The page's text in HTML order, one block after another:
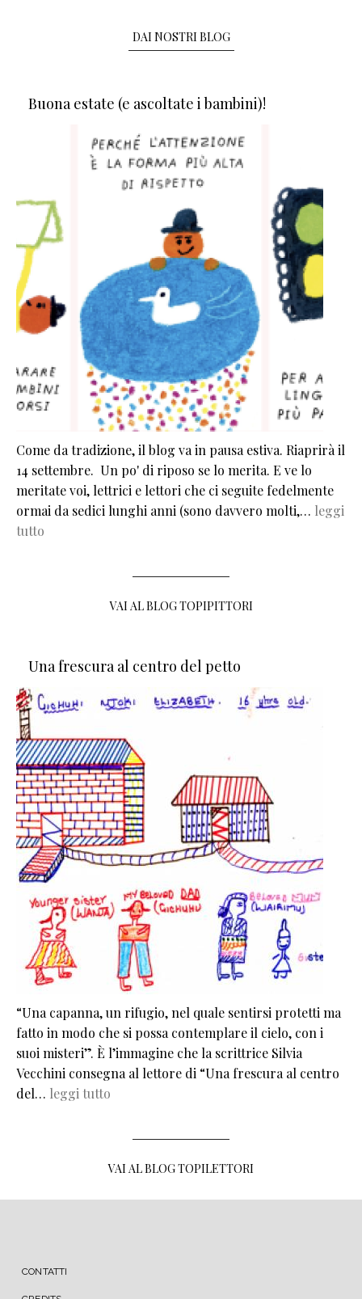
DAI NOSTRI BLOG
Buona estate (e ascoltate i bambini)!
Come da tradizione, il blog va in pausa estiva. Riaprirà il
14 settembre. Un po' di riposo se lo merita. E ve lo
meritate voi, lettrici e lettori che ci seguite fedelmente
ormai da sedici lunghi anni (sono davvero molti,… leggi
tutto
VAI AL BLOG TOPIPITTORI
Una frescura al centro del petto
“Una capanna, un rifugio, nel quale sentirsi protetti ma
fatto in modo che si possa contemplare il cielo, con i
suoi misteri”. È l’immagine che la scrittrice Silvia
Vecchini consegna al lettore di “Una frescura al centro
del… leggi tutto
VAI AL BLOG TOPILETTORI
MENU FOOTER
CONTATTI